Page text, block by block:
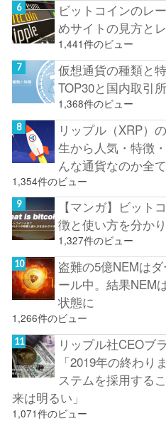
ビットコインのレ
めサイトの見方と
1,441件のビュー
仮想通貨の種類と
TOP30と国内取引
1,368件のビュー
リップル（XRP）
生から人気・特徴
んな通貨なのか全
1,354件のビュー
【マンガ】ビット
徴と使い方を分か
1,327件のビュー
盗難の5億NEMは
ール中。結果NEM
状態に
1,266件のビュー
リップル社CEOブ
「2019年の終わり
ステムを採用する
来は明るい」
1,071件のビュー